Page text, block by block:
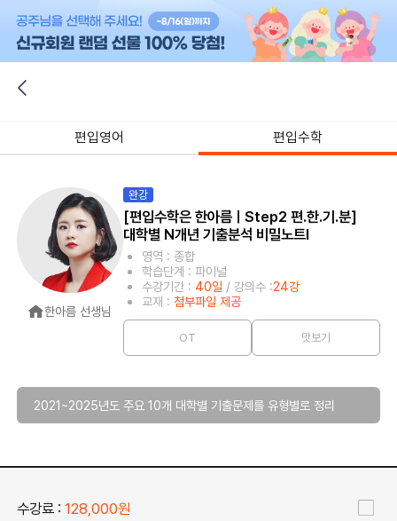
편입영어 편입수학
한아름 선생님
완강
[편입수학은 한아름ㅣStep2 편.한.기.분]
대학별 N개년 기출분석 비밀노트Ⅰ
영역 : 종합
학습단계 : 파이널
수강기간 : 40일 / 강의수 :24강
교재 :첨부파일 제공
OT 맛보기
2021~2025년도 주요 10개 대학별 기출문제를 유형별로 정리
수강료 :128,000원